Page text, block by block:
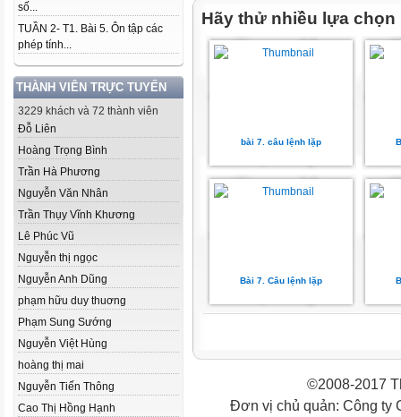
số...
TUẦN 2- T1. Bài 5. Ôn tập các
phép tính...
THÀNH VIÊN TRỰC TUYẾN
3229 khách và 72 thành viên
Đỗ Liên
Hoàng Trọng Bình
Trần Hà Phương
Nguyễn Văn Nhân
Trần Thụy Vĩnh Khương
Lê Phúc Vũ
Nguyễn thị ngọc
Nguyễn Anh Dũng
phạm hữu duy thuơng
Phạm Sung Sướng
Nguyễn Việt Hùng
hoàng thị mai
Nguyễn Tiến Thông
Cao Thị Hồng Hạnh
Hãy thử nhiều lựa chọn
bài 7. câu lệnh lặp
Bài 7. Câu lệnh lặp
©2008-2017
Đơn vị chủ quản: Công ty